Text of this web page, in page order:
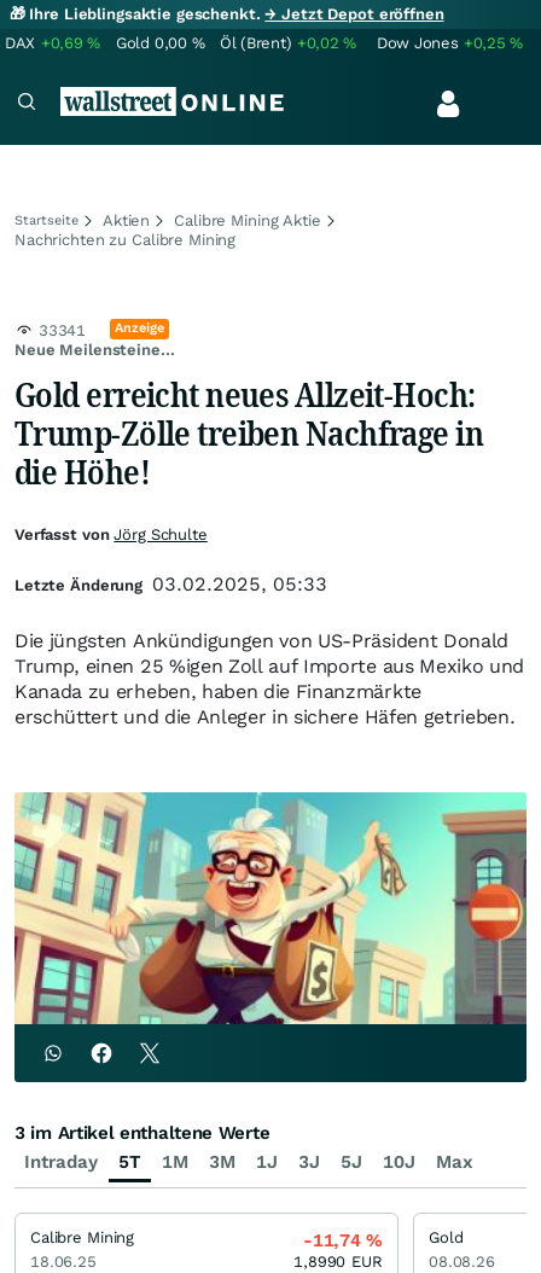
🎁 Ihre Lieblingsaktie geschenkt.→ Jetzt Depot eröffnen
DAX +0,69% Gold 0,00 % Öl (Brent) +0,02% Dow Jones +0,25%
Startseite Aktien
Calibre Mining Aktie
Nachrichten zu Calibre Mining
Neue Meilensteine...
33341 Anzeige
Gold erreicht neues Allzeit-Hoch:
Trump-Zölle treiben Nachfrage in
die Höhe!
Die jüngsten Ankündigungen von US-Präsident Donald
Trump, einen 25 %igen Zoll auf Importe aus Mexiko und
Kanada zu erheben, haben die Finanzmärkte
erschüttert und die Anleger in sichere Häfen getrieben.
Verfasst vonJörg Schulte
Letzte Änderung 03.02.2025, 05:33
Intraday 5T 1M 3M 1J 3J 5J 10J Max
3 im Artikel enthaltene Werte
Calibre Mining
18.06.25
-11,74%
1,8990 EUR
Gold
08.08.26